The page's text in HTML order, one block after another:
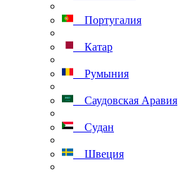
Португалия
Катар
Румыния
Саудовская Аравия
Судан
Швеция